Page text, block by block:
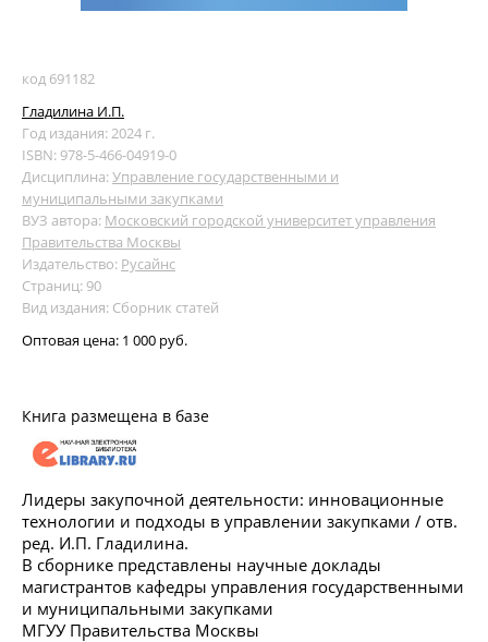
код 691182
Гладилина И.П.
Год издания: 2024 г.
ISBN: 978-5-466-04919-0
Дисциплина:Управление государственными и
муниципальными закупками
ВУЗ автора: Московский городской университет управления
Правительства Москвы
Издательство: Русайнс
Страниц: 90
Вид издания: Сборник статей
Оптовая цена: 1 000 руб.
Книга размещена в базе
Лидеры закупочной деятельности: инновационные
технологии и подходы в управлении закупками / отв.
ред. И.П. Гладилина.
В сборнике представлены научные доклады
магистрантов кафедры управления государственными
и муниципальными закупками
МГУУ Правительства Москвы